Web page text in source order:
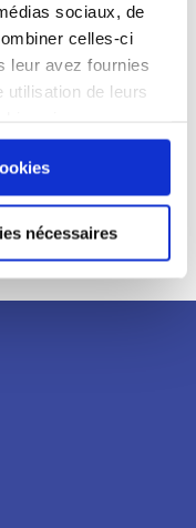
sociaux, de
celles-ci
leur avez fournies
utilisation de leurs
nécessaires